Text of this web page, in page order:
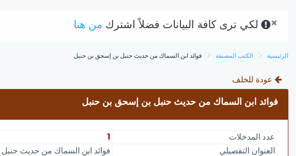
× لكي ترى كافة البيانات فضلاً اشترك من هنا
الرئيسية الكتب المصنفة فوائد ابن السماك من حديث حنبل بن إسحق بن حنبل
عودة للخلف
فوائد ابن السماك من حديث حنبل بن إسحق بن حنبل
عدد المدخلات
1
العنوان التفصيلي
فوائد ابن السماك من حديث